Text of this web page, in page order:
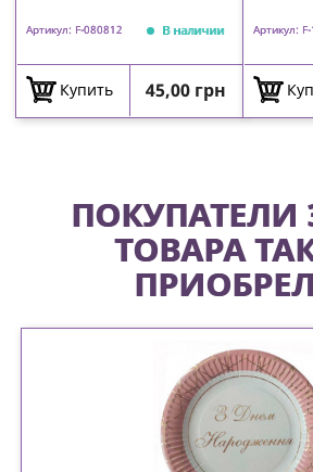
Артикул: F-080812 В наличии
Купить Цена
45,00 грн
Артикул:
ПОКУПАТЕЛИ
ТОВАРА